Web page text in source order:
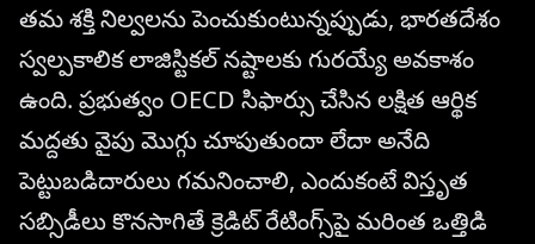
తమ శక్తి నిల్వలను పెంచుకుంటున్నప్పుడు, భారతదేశం
స్వల్పకాలిక లాజిస్టికల్ నష్టాలకు గురయ్యే అవకాశం
ఉంది. ప్రభుత్వం OECD సిఫార్సు చేసిన లక్షిత ఆర్థిక
మద్దతు వైపు మొగ్గు చూపుతుందా లేదా అనేది
పెట్టుబడిదారులు గమనించాలి, ఎందుకంటే విస్తృత
సబ్సిడీలు కొనసాగితే క్రెడిట్ రేటింగ్స్‌పై మరింత ఒత్తిడి